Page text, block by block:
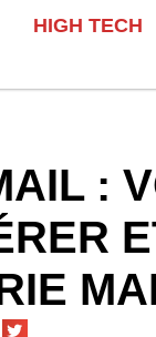
HIGH TECH
: